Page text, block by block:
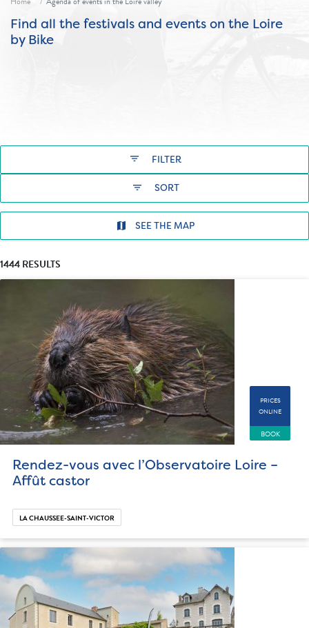
Find all the festivals and events on the Loire
by Bike
filter_list FILTER
filter_list SORT
SEE THE MAP
1444 RESULTS
PRICES
ONLINE
BOOK
Rendez-vous avec l’Observatoire Loire –
Affût castor
LA CHAUSSEE-SAINT-VICTOR